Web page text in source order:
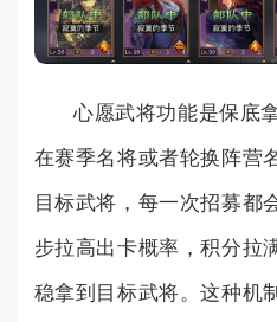
心愿武将功能是保底
在赛季名将或者轮换阵营
目标武将，每一次招募都
步拉高出卡概率，积分拉
稳拿到目标武将。这种机